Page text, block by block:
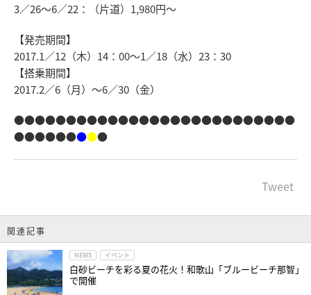
3／26～6／22：（片道）1,980円～
【発売期間】
2017.1／12（木）14：00～1／18（水）23：30
【搭乗期間】
2017.2／6（月）～6／30（金）
●●●●●●●●●●●●●●●●●●●●●●●●●●●
●●●●●●●●●
Tweet
関連記事
NEWS イベント
白砂ビーチを彩る夏の花火！和歌山「ブルービーチ那智」
で開催